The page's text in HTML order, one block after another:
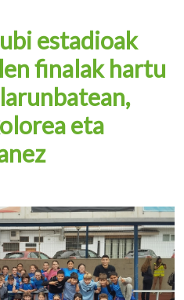
estadioak
finalak hartu
eta